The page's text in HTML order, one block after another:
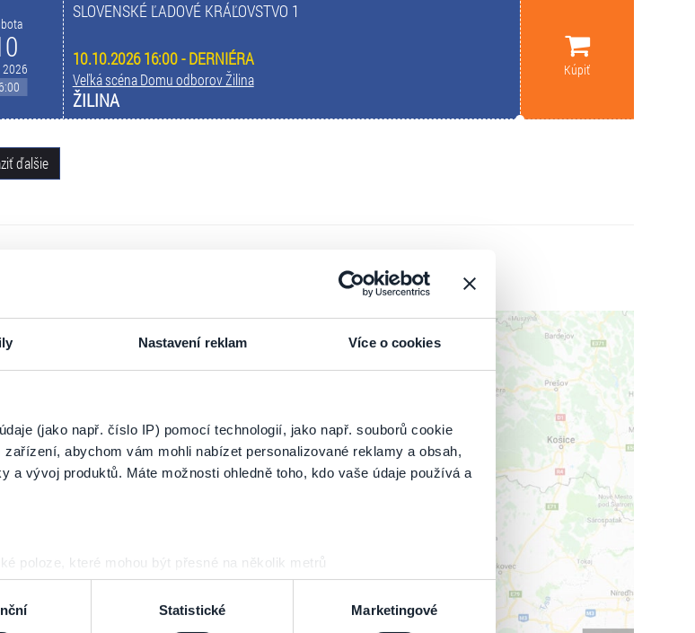
Nastavení reklam Více o cookies
(jako např. číslo IP) pomocí technologií, jako např. souborů cookie
abychom vám mohli nabízet personalizované reklamy a obsah,
a vývoj produktů. Máte možnosti ohledně toho, kdo vaše údaje používá a
poloze, které mohou být přesné na několik metrů
skenování pro konkrétní charakteristiky (otisk prstu)
údaje, a nastavte si předvolby v
části s podrobnostmi. Svůj souhlas
Statistické Marketingové
2026
SLOVENSKÉ ĽADOVÉ KRÁĽOVSTVO 1
10.10.2026 16:00 - DERNIÉRA
Veľká scéna Domu odborov Žilina
ŽILINA
Kúpiť
ďalšie
ZOBRAZIŤ MAPU